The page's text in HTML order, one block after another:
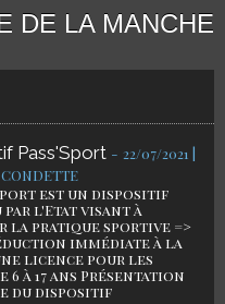
DE LA MANCHE
Pass'Sport - 22/07/2021 |
est un dispositif
par l'Etat visant à
la pratique sportive =>
immédiate à la
licence pour les
6 à 17 ans Présentation
du dispositif